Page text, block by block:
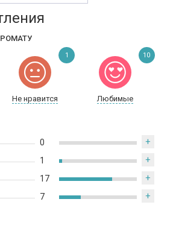
ароматов, с мускусными
тонами болгарской розы с
и мотивы белого кедра.
Не нравится Любимые
1 10
0 +
1 +
17 +
7 +